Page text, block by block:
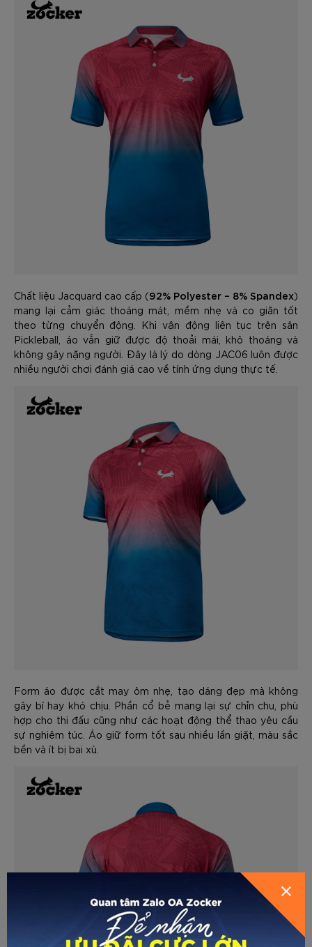
Chất liệu Jacquard cao cấp (92% Polyester – 8% Spandex)
mang lại cảm giác thoáng mát, mềm nhẹ và co giãn tốt
theo từng chuyển động. Khi vận động liên tục trên sân
Pickleball, áo vẫn giữ được độ thoải mái, khô thoáng và
không gây nặng người. Đây là lý do dòng JAC06 luôn được
nhiều người chơi đánh giá cao về tính ứng dụng thực tế.
Form áo được cắt may ôm nhẹ, tạo dáng đẹp mà không
gây bí hay khó chịu. Phần cổ bẻ mang lại sự chỉn chu, phù
hợp cho thi đấu cũng như các hoạt động thể thao yêu cầu
sự nghiêm túc. Áo giữ form tốt sau nhiều lần giặt, màu sắc
bền và ít bị bai xù.
HƯỚNG DẪN CHỌN SIZE
GỬI THÔNG TIN ĐỂ ZOCKER TƯ